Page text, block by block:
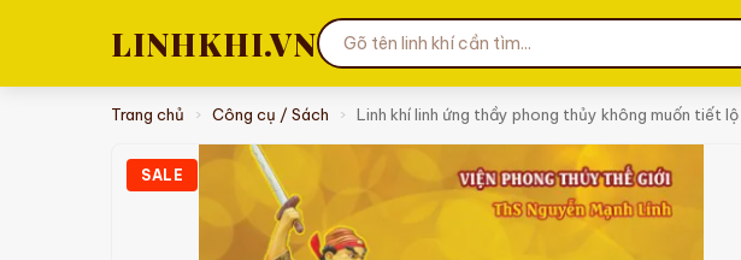
LINHKHI.VN
Trang chủ › Công cụ / Sách › Linh khí linh ứng thầy phong thủy không muốn tiết
SALE